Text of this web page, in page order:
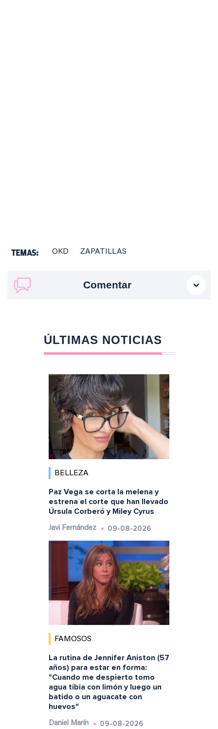
TEMAS: OKD ZAPATILLAS
Comentar
ÚLTIMAS NOTICIAS
BELLEZA
Paz Vega se corta la melena y
estrena el corte que han llevado
Úrsula Corberó y Miley Cyrus
Javi Fernández 09-08-2026
FAMOSOS
La rutina de Jennifer Aniston (57
años) para estar en forma:
"Cuando me despierto tomo
agua tibia con limón y luego un
batido o un aguacate con
huevos"
Daniel Marín 09-08-2026